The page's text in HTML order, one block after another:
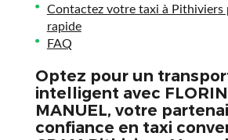
Contactez votre taxi à Pithiviers
rapide
FAQ
Optez pour un
intelligent avec
MANUEL, votre
confiance en taxi